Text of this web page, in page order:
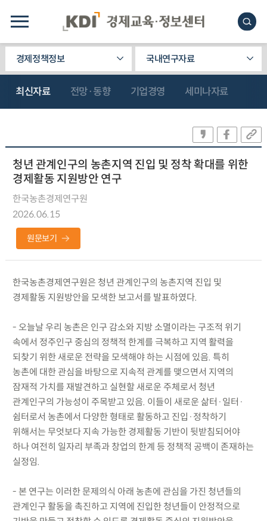
경제정책정보 국내연구자료
최신자료 전망·동향 기업경영 세미나자료
청년 관계인구의 농촌지역 진입 및 정착 확대를 위한
경제활동 지원방안 연구
한국농촌경제연구원
2026.06.15
원문보기
한국농촌경제연구원은 청년 관계인구의 농촌지역 진입 및
경제활동 지원방안을 모색한 보고서를 발표하였다.
- 오늘날 우리 농촌은 인구 감소와 지방 소멸이라는 구조적 위기
속에서 정주인구 중심의 정책적 한계를 극복하고 지역 활력을
되찾기 위한 새로운 전략을 모색해야 하는 시점에 있음. 특히
농촌에 대한 관심을 바탕으로 지속적 관계를 맺으면서 지역의
잠재적 가치를 재발견하고 실현할 새로운 주체로서 청년
관계인구의 가능성이 주목받고 있음. 이들이 새로운 삶터·일터·
쉼터로서 농촌에서 다양한 형태로 활동하고 진입·정착하기
위해서는 무엇보다 지속 가능한 경제활동 기반이 뒷받침되어야
하나 여전히 일자리 부족과 창업의 한계 등 정책적 공백이 존재하는
실정임.
- 본 연구는 이러한 문제의식 아래 농촌에 관심을 가진 청년들의
관계인구 활동을 촉진하고 지역에 진입한 청년들이 안정적으로